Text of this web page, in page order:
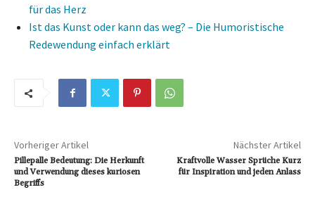
für das Herz
Ist das Kunst oder kann das weg? – Die Humoristische
Redewendung einfach erklärt
Vorheriger Artikel
Pillepalle Bedeutung: Die Herkunft
und Verwendung dieses kuriosen
Begriffs
Nächster Artikel
Kraftvolle Wasser Sprüche Kurz
für Inspiration und jeden Anlass